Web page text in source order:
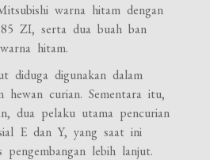
warna hitam dengan
ZI, serta dua buah ban
hitam.
diduga digunakan dalam
hewan curian. Sementara itu,
dua pelaku utama pencurian
E dan Y, yang saat ini
pengembangan lebih lanjut.